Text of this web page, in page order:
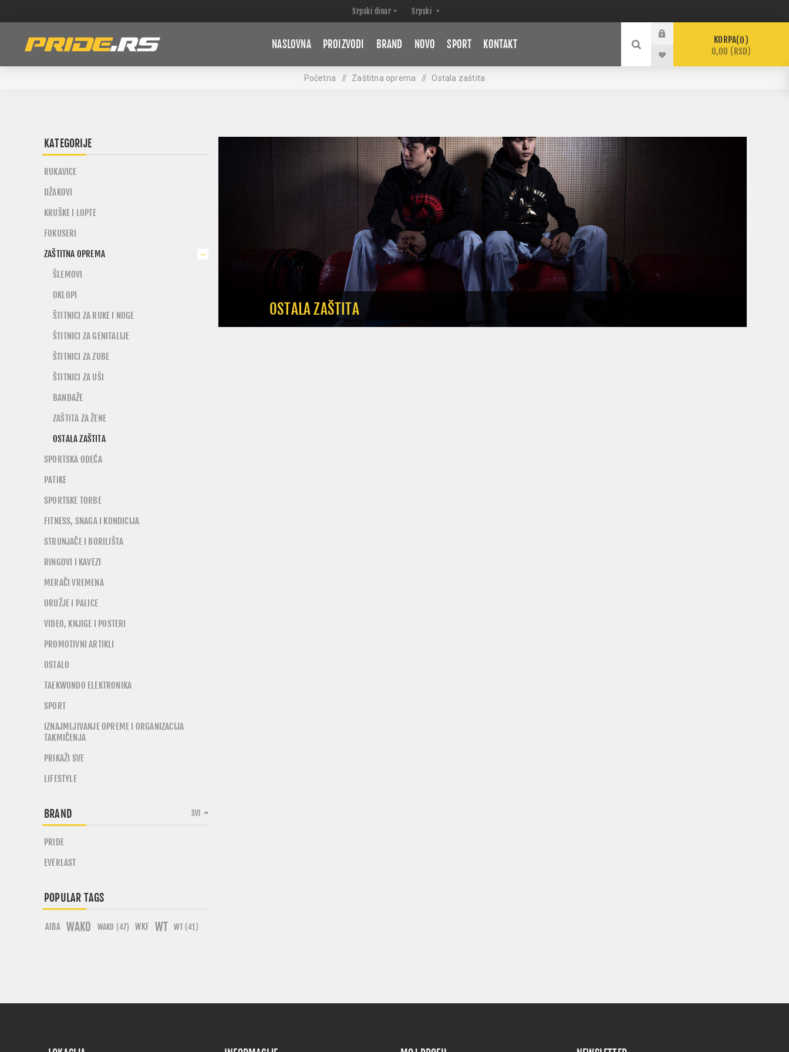
NASLOVNA PROIZVODI BRAND NOVO SPORT KONTAKT KORPA 0
0,00 (RSD)
Početna / Zaštitna oprema / Ostala zaštita
OSTALA ZAŠTITA
KATEGORIJE
RUKAVICE
DŽAKOVI
KRUŠKE I LOPTE
FOKUSERI
ZAŠTITNA OPREMA
ŠLEMOVI
OKLOPI
ŠTITNICI ZA RUKE I NOGE
ŠTITNICI ZA GENITALIJE
ŠTITNICI ZA ZUBE
ŠTITNICI ZA UŠI
BANDAŽE
ZAŠTITA ZA ŽENE
OSTALA ZAŠTITA
SPORTSKA ODEĆA
PATIKE
SPORTSKE TORBE
FITNESS, SNAGA I KONDICIJA
STRUNJAČE I BORILIŠTA
RINGOVI I KAVEZI
MERAČI VREMENA
ORUŽJE I PALICE
VIDEO, KNJIGE I POSTERI
PROMOTIVNI ARTIKLI
OSTALO
TAEKWONDO ELEKTRONIKA
SPORT
IZNAJMLJIVANJE OPREME I ORGANIZACIJA
TAKMIČENJA
PRIKAŽI SVE
LIFESTYLE
BRAND
PRIDE
EVERLAST
SVI
POPULAR TAGS
AIBA WAKO WAKO (47) WKF WT WT (41)